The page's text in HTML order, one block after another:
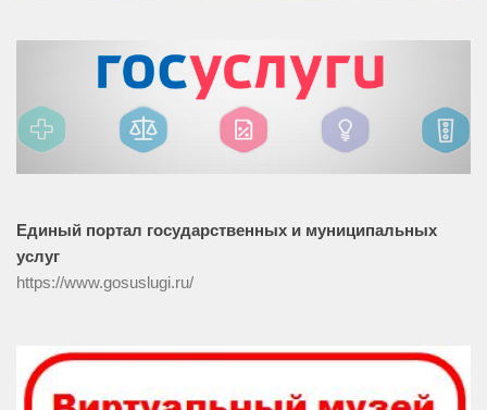
Единый портал государственных и муниципальных
услуг
https://www.gosuslugi.ru/